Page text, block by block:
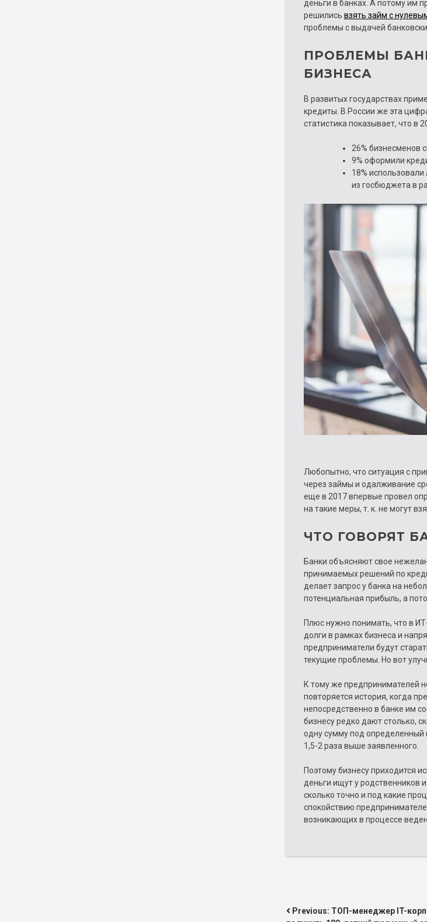
деньги в банках. А потому им
решились взять займ с
проблемы с выдачей
ПРОБЛЕМЫ
БИЗНЕСА
В развитых государствах
кредиты. В России же эта
статистика показывает, что в
26% бизнесменов
9% оформили
18%
из госбюджета в
Любопытно, что ситуация с
через займы и одалживание
еще в 2017 впервые провел
на такие меры, т. к. не могут
ЧТО ГОВОРЯТ
Банки объясняют свое
принимаемых решений по
делает запрос у банка на
потенциальная прибыль, а
Плюс нужно понимать, что в
долги в рамках бизнеса и
предприниматели будут
текущие проблемы. Но вот
К тому же предпринимателей
повторяется история, когда
непосредственно в банке им
бизнесу редко дают столько,
одну сумму под определенный
1,5-2 раза выше заявленного.
Поэтому бизнесу приходится
деньги ищут у родственников
сколько точно и под какие
спокойствию
возникающих в процессе
НАВИГАЦИЯ
Previous: ТОП-менеджер IT-